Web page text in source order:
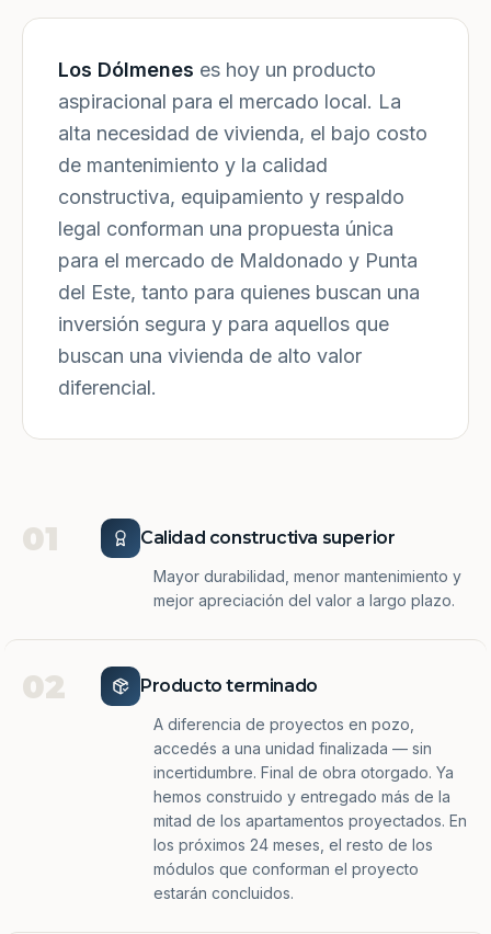
Los Dólmenes es hoy un producto
aspiracional para el mercado local. La
alta necesidad de vivienda, el bajo costo
de mantenimiento y la calidad
constructiva, equipamiento y respaldo
legal conforman una propuesta única
para el mercado de Maldonado y Punta
del Este, tanto para quienes buscan una
inversión segura y para aquellos que
buscan una vivienda de alto valor
diferencial.
01 Calidad constructiva superior
Mayor durabilidad, menor mantenimiento y
mejor apreciación del valor a largo plazo.
02 Producto terminado
A diferencia de proyectos en pozo,
accedés a una unidad finalizada — sin
incertidumbre. Final de obra otorgado. Ya
hemos construido y entregado más de la
mitad de los apartamentos proyectados. En
los próximos 24 meses, el resto de los
módulos que conforman el proyecto
estarán concluidos.